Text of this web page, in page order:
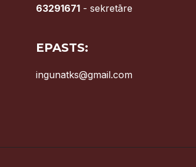
63291671- sekretāre
EPASTS:
ingunatks@gmail.com